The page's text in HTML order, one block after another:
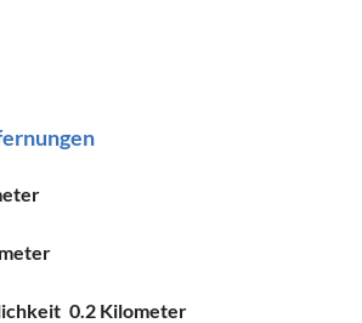
0.2 Kilometer